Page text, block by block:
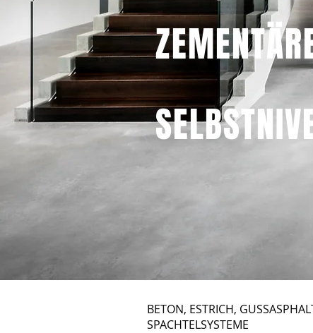
BETON, ESTRICH,
SPACHTELSYSTEME